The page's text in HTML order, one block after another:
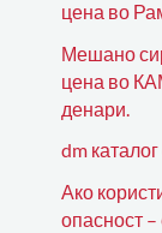
цена во
Мешано
цена во
денари.
dm
Ако
опасност